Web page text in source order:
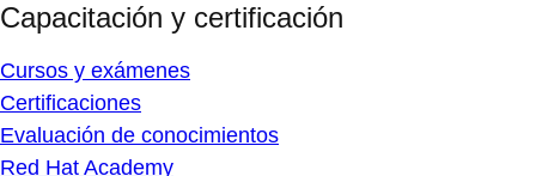
Capacitación y certificación
Cursos y exámenes
Certificaciones
Evaluación de conocimientos
Red Hat Academy